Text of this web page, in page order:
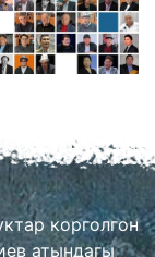
корголгон
атындагы